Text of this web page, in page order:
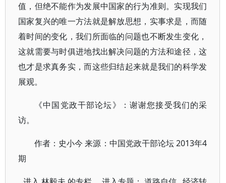
值，但绝不能作为发展中国家的行为准则。实现我们
国家复兴的唯一方法就是解放思想，实事求是，而随
着时间的变化，我们所面临的问题也不断发生变化，
这就需要与时俱进地找出解决问题的方法和途径，这
也才是求真务实，而这些归结起来就是我们的科学发
展观。
《中国党政干部论坛》：谢谢您接受我们的采
访。
作者：史小今 来源：中国党政干部论坛 2013年4
期